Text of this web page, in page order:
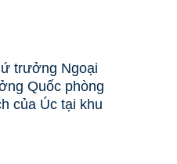
trưởng Ngoại
Quốc phòng